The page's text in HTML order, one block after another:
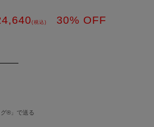
(税込) 30% OFF
®︎」で送る